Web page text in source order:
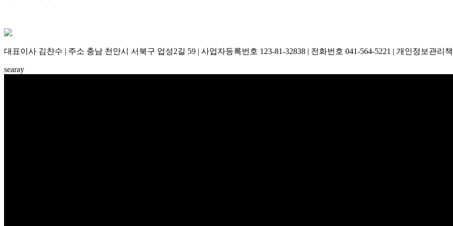
대표이사 김찬수 | 주소 충남 천안시 서북구 업성2길 59 | 사업자등록번호 123-81-32838 | 전화번호 041-564-5221 | 개인정보관리
searay